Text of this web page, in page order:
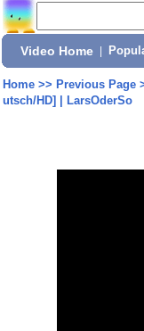
Video Home
Home>> Previous Page
utsch/HD] | LarsOderSo